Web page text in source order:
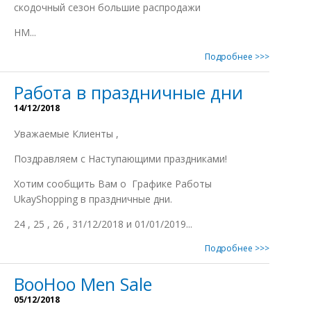
скодочный сезон большие распродажи
НМ...
Подробнее >>>
Работа в праздничные дни
14/12/2018
Уважаемые Клиенты ,
Поздравляем с Наступающими праздниками!
Xотим сообщить Вам о Графике Работы
UkayShopping в праздничные дни.
24 , 25 , 26 , 31/12/2018 и 01/01/2019...
Подробнее >>>
BooHoo Men Sale
05/12/2018